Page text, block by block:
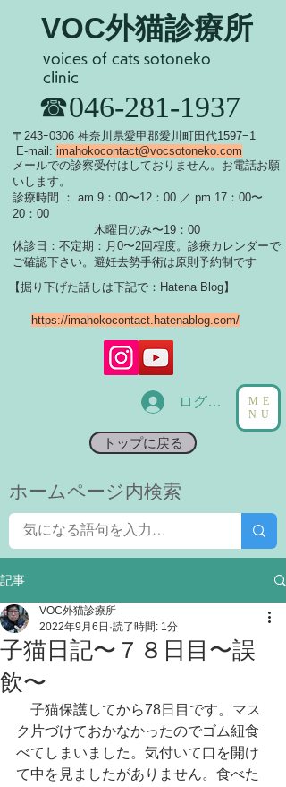
VOC外猫診療所
​☎046-281-1937
​〒243ｰ0306 神奈川県愛甲郡愛川町田代1597−1
E-mail: imahokocontact@vocsotoneko.com
​メールでの診察受付はしておりません。お電話お願
いします。
診療時間 ： am 9：00〜12：00 ／ pm 17：00〜
20：00
木曜日のみ〜19：00
休診日：不定期：月0〜2回程度。診療カレンダーで
ご確認下さい。 ​避妊去勢手術は原則予約制です
voices of cats sotoneko
clinic
ログイン
トップに戻る
ME
NU
https://imahokocontact.hatenablog.com/
【掘り下げた話しは下記で：Hatena Blog】
​ホームページ内検索
記事
子猫日記〜７８日目〜誤
飲〜
VOC外猫診療所
2022年9月6日 読了時間: 1分
子猫保護してから78日目です。マス
ク片づけておかなかったのでゴム紐食
べてしまいました。気付いて口を開け
て中を見ましたがありません。食べた